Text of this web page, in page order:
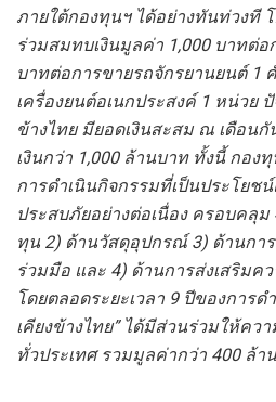
ภายใต้กองทุนฯ ได้อย่างทันท่วงที
ร่วมสมทบเงินมูลค่า 1,000 บาทต่
บาทต่อการขายรถจักรยานยนต์ 1
เครื่องยนต์อเนกประสงค์ 1 หน่วย
ข้างไทย มียอดเงินสะสม ณ เดือนกั
เงินกว่า 1,000 ล้านบาท ทั้งนี้ กอง
การดำเนินกิจกรรมที่เป็นประโยช
ประสบภัยอย่างต่อเนื่อง ครอบคลุม
ทุน 2) ด้านวัสดุอุปกรณ์ 3) ด้านกา
ร่วมมือ และ 4) ด้านการส่งเสริมค
โดยตลอดระยะเวลา 9 ปีของการ
เคียงข้างไทย” ได้มีส่วนร่วมให้คว
ทั่วประเทศ รวมมูลค่ากว่า 400 ล้า